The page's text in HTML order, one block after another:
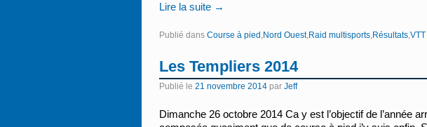
Lire la suite →
Publié dans Course à pied Nord Ouest, Raid multisports Résultats VTT
Les Templiers 2014
Publié le 21 novembre 2014 par Jeff
Dimanche 26 octobre 2014 Ca y est l’objectif de l’année